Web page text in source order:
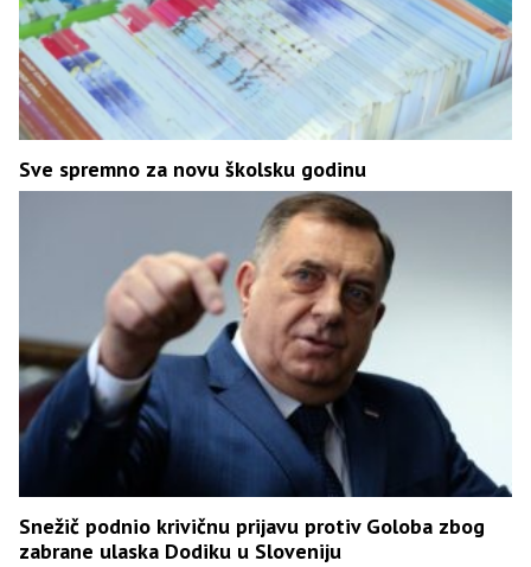
Sve spremno za novu školsku godinu
Snežič podnio krivičnu prijavu protiv Goloba zbog
zabrane ulaska Dodiku u Sloveniju